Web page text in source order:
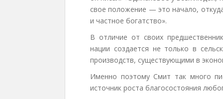
свое положение — это начало,
и частное богатство».
В отличие от своих
нации создается не только в
производств, существующими в
Именно поэтому Смит так много
источник роста благосостояния